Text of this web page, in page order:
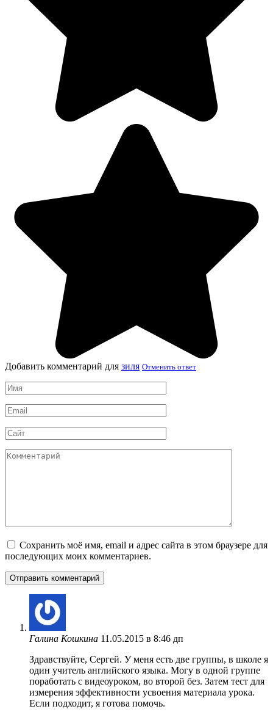
Добавить комментарий для зиля Отменить ответ
Имя
*
Email
*
Сайт
Комментарий
Сохранить моё имя, email и адрес сайта в этом браузере для
последующих моих комментариев.
Галина Кошкина 11.05.2015 в 8:46 дп
Здравствуйте, Сергей. У меня есть две группы, в школе я
один учитель английского языка. Могу в одной группе
поработать с видеоуроком, во второй без. Затем тест для
измерения эффективности усвоения материала урока.
Если подходит, я готова помочь.